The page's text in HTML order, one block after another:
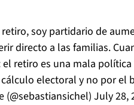
soy partidario de
directo a las familias.
retiro es una mala política
electoral y no por el
(@sebastiansichel) July 28,